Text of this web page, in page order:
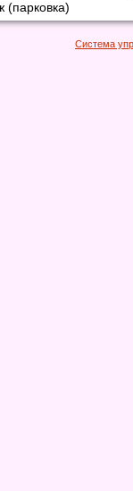
(парковка)
Система